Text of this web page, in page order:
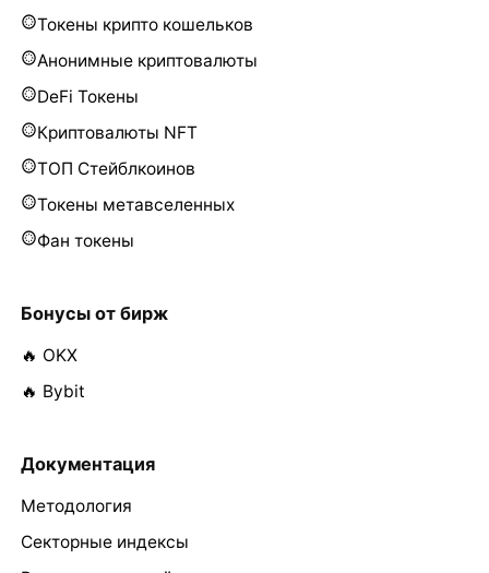
Токены крипто кошельков
Анонимные криптовалюты
DeFi Токены
Криптовалюты NFT
ТОП Стейблкоинов
Токены метавселенных
Фан токены
Бонусы от бирж
🔥 OKX
🔥 Bybit
Документация
Методология
Секторные индексы